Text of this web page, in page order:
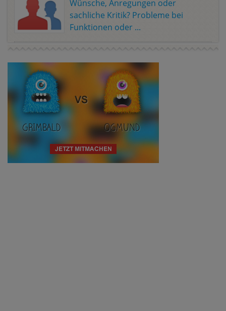
Wünsche, Anregungen oder
sachliche Kritik? Probleme bei
Funktionen oder ...